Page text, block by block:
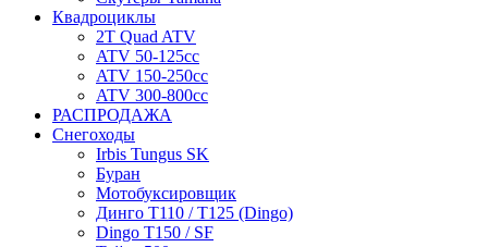
Квадроциклы
2T Quad ATV
ATV 50-125cc
ATV 150-250cc
ATV 300-800cc
РАСПРОДАЖА
Снегоходы
Irbis Tungus SK
Буран
Мотобуксировщик
Динго T110 / T125 (Dingo)
Dingo T150 / SF